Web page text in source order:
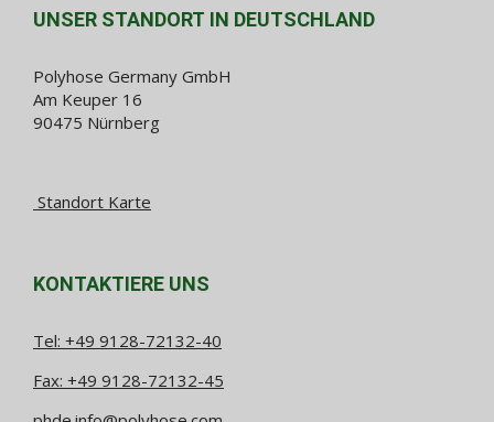
UNSER STANDORT IN DEUTSCHLAND
Polyhose Germany GmbH
Am Keuper 16
90475 Nürnberg
Standort Karte
KONTAKTIERE UNS
Tel: +49 9128-72132-40
Fax: +49 9128-72132-45